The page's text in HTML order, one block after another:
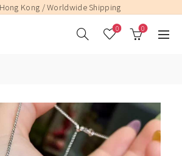
Kong / Worldwide Shipping
0 0